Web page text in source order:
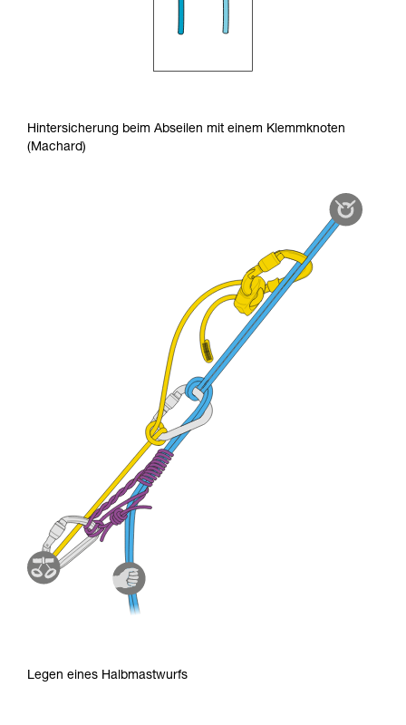
Hintersicherung beim Abseilen mit einem Klemmknoten
(Machard)
Legen eines Halbmastwurfs